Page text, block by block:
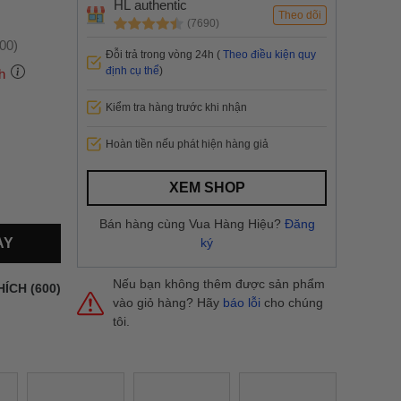
cầu
báo
tại
(600)
HL authentic
(7690)
Theo dõi
Đỗi trả trong vòng 24h ( Theo điều kiện quy
định cụ thể)
Kiểm tra hàng trước khi nhận
Hoàn tiền nếu phát hiện hàng giả
XEM SHOP
Bán hàng cùng Vua Hàng Hiệu? Đăng
ký
Nếu bạn không thêm được sản phẩm
vào giỏ hàng? Hãy báo lỗi cho chúng
tôi.